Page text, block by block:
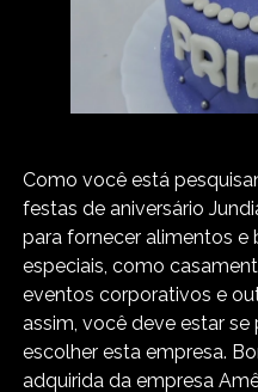
Como você está
festas de aniversário
para fornecer alimentos e
especiais, como
eventos corporativos e
assim, você deve estar
escolher esta empresa.
adquirida da empresa